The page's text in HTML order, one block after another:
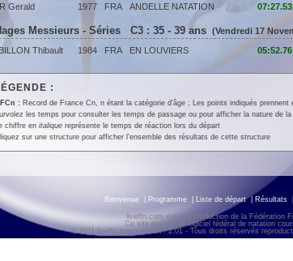
Gerald 1977 FRA ANDELLE NATATION 07:27.53
Messieurs - Séries C3 : 35 - 39 ans (Vendredi 17
Thibault 1984 FRA EN LOUVIERS 05:52.76
:
: Record de France Cn, n étant la catégorie d'âge ; Les points indiqués
les temps pour consulter les temps de passage ou pour afficher la nature de
chiffre en italiquereprésente le temps de réaction lors du départ
sur une structure pour afficher l'ensemble des résultats de cette structure
Bienvenue Programme Liste de départ | Résultats
liveffn.com est une production de la Fédération
Ce site exploite le logiciel fédéral de natation
© 2011 liveffn.com version : 2.01 - Tous droits réservés